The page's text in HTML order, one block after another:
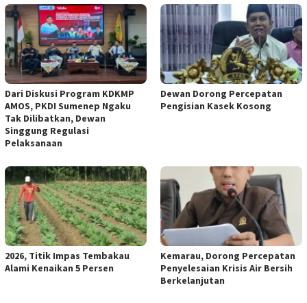
Dari Diskusi Program KDKMP
AMOS, PKDI Sumenep Ngaku
Tak Dilibatkan, Dewan
Singgung Regulasi
Pelaksanaan
Dewan Dorong Percepatan
Pengisian Kasek Kosong
2026, Titik Impas Tembakau
Alami Kenaikan 5 Persen
Kemarau, Dorong Percepatan
Penyelesaian Krisis Air Bersih
Berkelanjutan